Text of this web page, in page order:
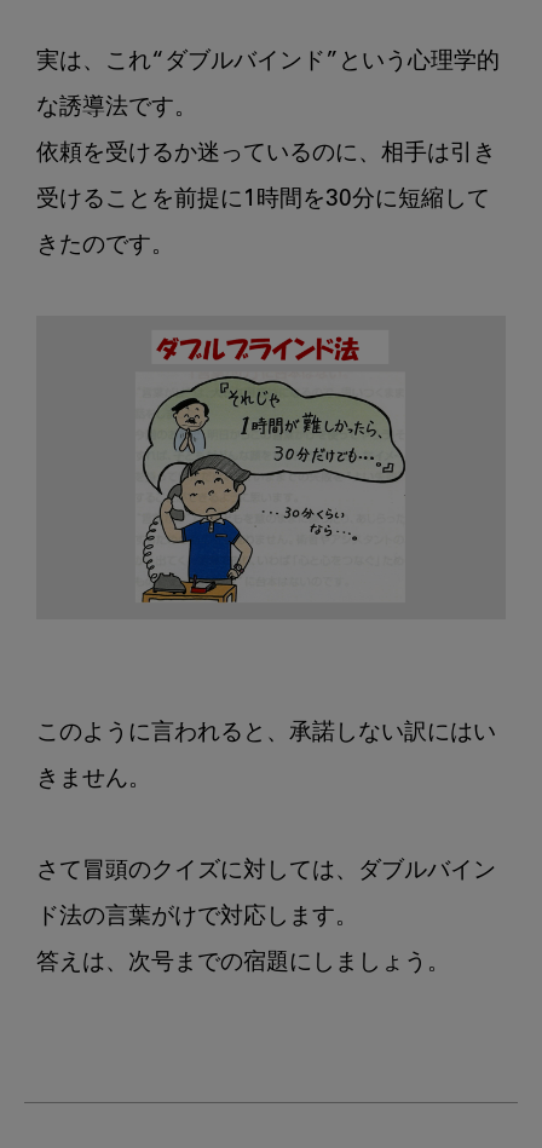
実は、これ“ダブルバインド”という心理学的
な誘導法です。
依頼を受けるか迷っているのに、相手は引き
受けることを前提に1時間を30分に短縮して
きたのです。
このように言われると、承諾しない訳にはい
きません。
さて冒頭のクイズに対しては、ダブルバイン
ド法の言葉がけで対応します。
答えは、次号までの宿題にしましょう。